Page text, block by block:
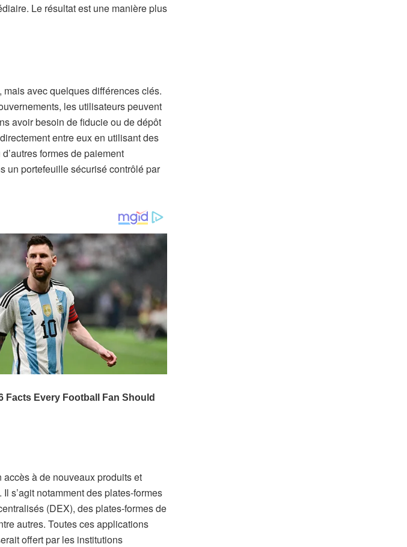
Le résultat est une manière plus
avec quelques différences clés.
les utilisateurs peuvent
avoir besoin de fiducie ou de dépôt
entre eux en utilisant des
formes de paiement
un portefeuille sécurisé contrôlé par
à de nouveaux produits et
s’agit notamment des plates-formes
(DEX), des plates-formes de
autres. Toutes ces applications
offert par les institutions